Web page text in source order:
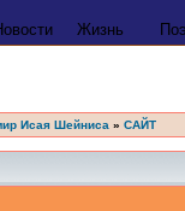
Жизнь
Исая Шейниса » САЙТ